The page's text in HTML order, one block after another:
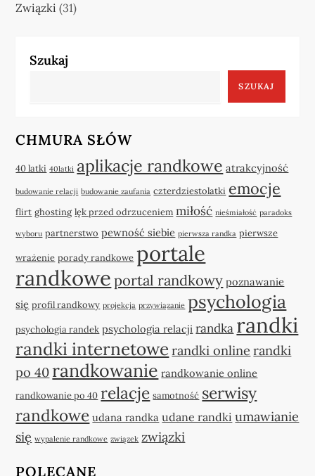
Związki (31)
Szukaj
SZUKAJ
CHMURA SŁÓW
40 latki 40latki aplikacje randkowe atrakcyjność
budowanie relacji budowanie zaufania czterdziestolatki emocje
flirt ghosting lęk przed odrzuceniem miłość nieśmiałość paradoks
wyboru partnerstwo pewność siebie pierwsza randka pierwsze
wrażenie porady randkowe portale
randkowe portal randkowy poznawanie
się profil randkowy projekcja przywiązanie psychologia
psychologia randek psychologia relacji randka randki
randki internetowe randki online randki
po 40 randkowanie randkowanie online
randkowanie po 40 relacje samotność serwisy
randkowe udana randka udane randki umawianie
się wypalenie randkowe związek związki
POLECANE